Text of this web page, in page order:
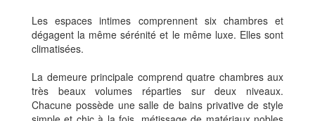
Les espaces intimes comprennent six chambres et
dégagent la même sérénité et le même luxe. Elles sont
climatisées.
La demeure principale comprend quatre chambres aux
très beaux volumes réparties sur deux niveaux.
Chacune possède une salle de bains privative de style